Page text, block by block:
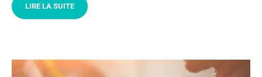
LIRE LA SUITE